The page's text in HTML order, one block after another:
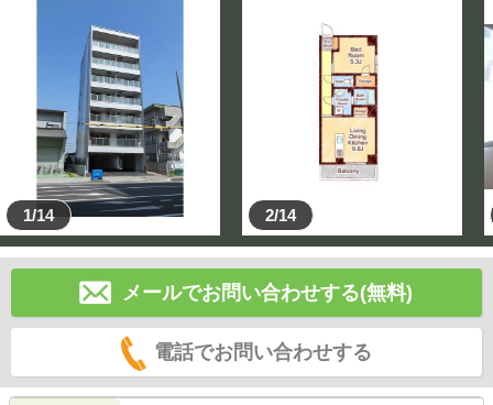
1/14 2/14
メールでお問い合わせする(無料)
電話でお問い合わせする